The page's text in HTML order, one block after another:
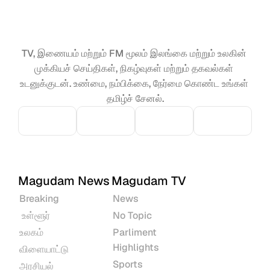
TV, இணையம் மற்றும் FM மூலம் இலங்கை மற்றும் உலகின்
முக்கியச் செய்திகள், நிகழ்வுகள் மற்றும் தகவல்கள்
உடனுக்குடன். உண்மை, நம்பிக்கை, நேர்மை கொண்ட உங்கள்
தமிழ்ச் சேனல்.
Magudam News
Breaking
உள்ளூர்
உலகம்
விளையாட்டு
அரசியல்
Magudam TV
News
No Topic
Parliment
Highlights
Sports